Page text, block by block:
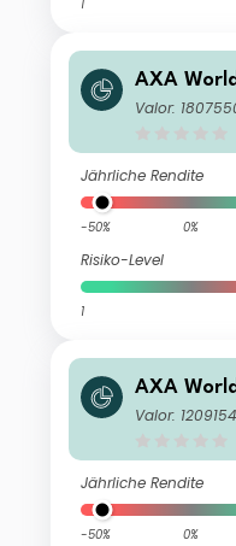
1
AXA
p I
Valor:
Jährliche Rendite
-50% 0%
Risiko-Level
1
AXA
p F
Valor: 1209154
Jährliche Rendite
-50% 0%